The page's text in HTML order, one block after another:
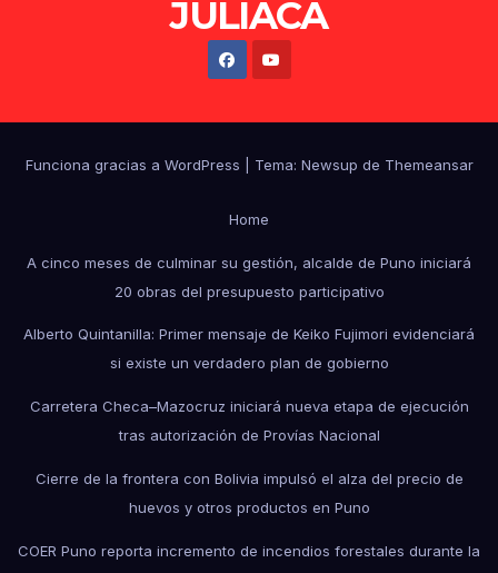
JULIACA
Funciona gracias a WordPress Tema: Newsup de Themeansar
Home
A cinco meses de culminar su gestión, alcalde de Puno iniciará
20 obras del presupuesto participativo
Alberto Quintanilla: Primer mensaje de Keiko Fujimori evidenciará
si existe un verdadero plan de gobierno
Carretera Checa–Mazocruz iniciará nueva etapa de ejecución
tras autorización de Provías Nacional
Cierre de la frontera con Bolivia impulsó el alza del precio de
huevos y otros productos en Puno
COER Puno reporta incremento de incendios forestales durante la